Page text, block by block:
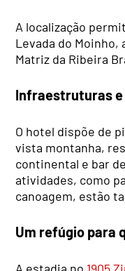
A localização
Levada do Moinho,
Matriz da Ribeira
Infraestruturas
O hotel dispõe de
vista montanha,
continental e bar
atividades, como
canoagem, estão
Um refúgio para